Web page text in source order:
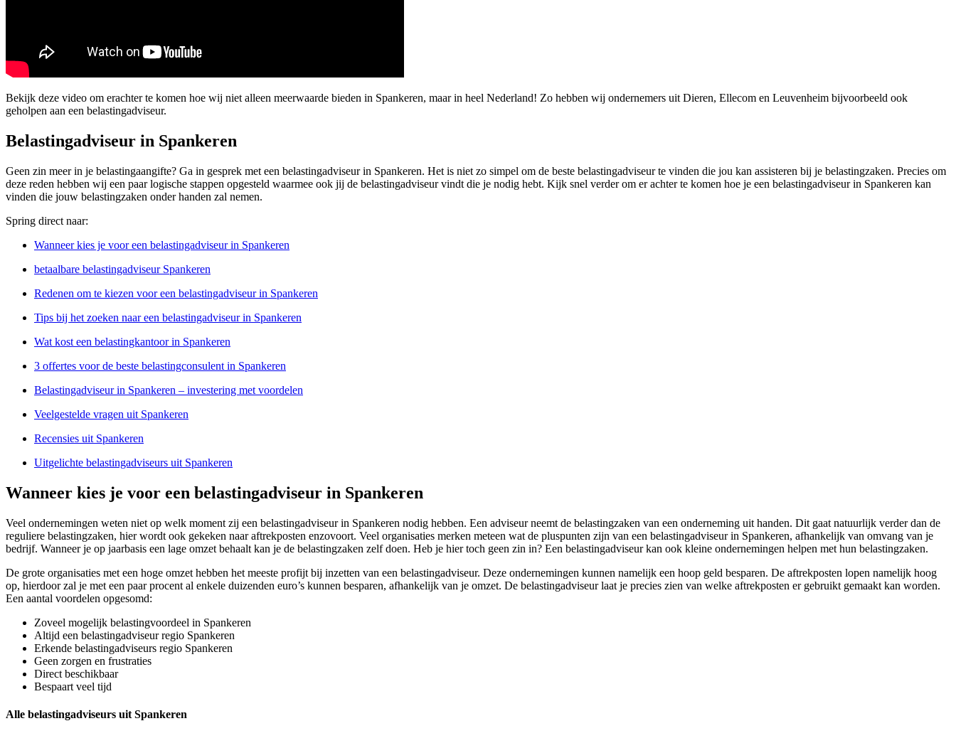
Bekijk deze video om erachter te komen hoe wij niet alleen meerwaarde bieden in Spankeren, maar in heel Nederland! Zo hebben wij ondernemers uit Dieren, Ellecom en Leuvenheim bijvoorbeeld ook
geholpen aan een belastingadviseur.
Belastingadviseur in Spankeren
Geen zin meer in je belastingaangifte? Ga in gesprek met een belastingadviseur in Spankeren. Het is niet zo simpel om de beste belastingadviseur te vinden die jou kan assisteren bij je belastingzaken. Precies om
deze reden hebben wij een paar logische stappen opgesteld waarmee ook jij de belastingadviseur vindt die je nodig hebt. Kijk snel verder om er achter te komen hoe je een belastingadviseur in Spankeren kan
vinden die jouw belastingzaken onder handen zal nemen.
Spring direct naar:
Wanneer kies je voor een belastingadviseur in Spankeren
betaalbare belastingadviseur Spankeren
Redenen om te kiezen voor een belastingadviseur in Spankeren
Tips bij het zoeken naar een belastingadviseur in Spankeren
Wat kost een belastingkantoor in Spankeren
3 offertes voor de beste belastingconsulent in Spankeren
Belastingadviseur in Spankeren – investering met voordelen
Veelgestelde vragen uit Spankeren
Recensies uit Spankeren
Uitgelichte belastingadviseurs uit Spankeren
Wanneer kies je voor een belastingadviseur in Spankeren
Veel ondernemingen weten niet op welk moment zij een belastingadviseur in Spankeren nodig hebben. Een adviseur neemt de belastingzaken van een onderneming uit handen. Dit gaat natuurlijk verder dan de
reguliere belastingzaken, hier wordt ook gekeken naar aftrekposten enzovoort. Veel organisaties merken meteen wat de pluspunten zijn van een belastingadviseur in Spankeren, afhankelijk van omvang van je
bedrijf. Wanneer je op jaarbasis een lage omzet behaalt kan je de belastingzaken zelf doen. Heb je hier toch geen zin in? Een belastingadviseur kan ook kleine ondernemingen helpen met hun belastingzaken.
De grote organisaties met een hoge omzet hebben het meeste profijt bij inzetten van een belastingadviseur. Deze ondernemingen kunnen namelijk een hoop geld besparen. De aftrekposten lopen namelijk hoog
op, hierdoor zal je met een paar procent al enkele duizenden euro’s kunnen besparen, afhankelijk van je omzet. De belastingadviseur laat je precies zien van welke aftrekposten er gebruikt gemaakt kan worden.
Een aantal voordelen opgesomd:
Zoveel mogelijk belastingvoordeel in Spankeren
Altijd een belastingadviseur regio Spankeren
Erkende belastingadviseurs regio Spankeren
Geen zorgen en frustraties
Direct beschikbaar
Bespaart veel tijd
Alle belastingadviseurs uit Spankeren